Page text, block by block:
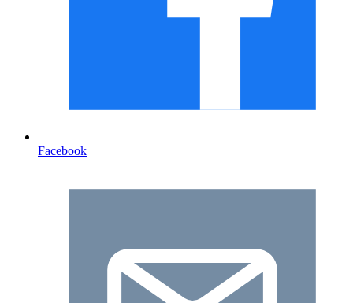
Facebook